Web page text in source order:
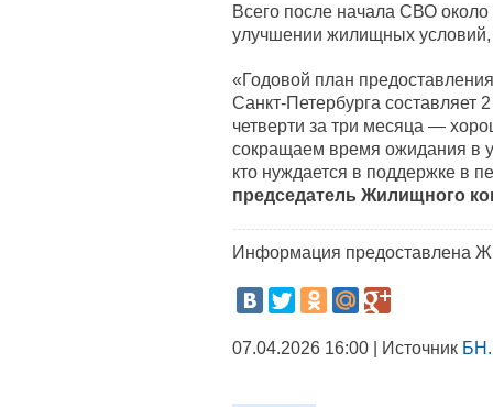
Всего после начала СВО
улучшении жилищных условий,
«Годовой план
Санкт-Петербурга составляет
четверти за три месяца —
сокращаем время ожидания в
кто нуждается в поддержке в
председатель Жилищного
Информация предоставлена
07.04.2026 16:00 | Источник